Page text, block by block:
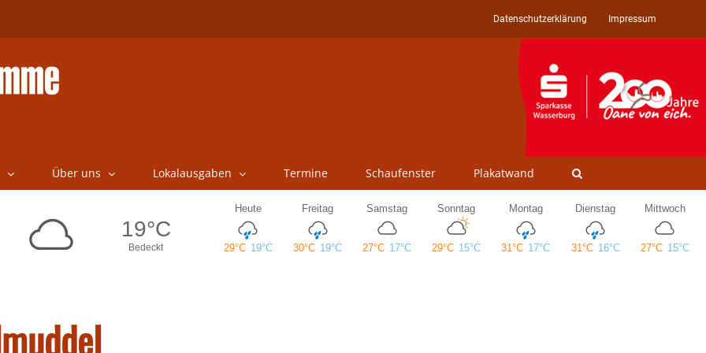
Datenschutzerklärung Impressum
Über uns Lokalausgaben Termine Schaufenster Plakatwand